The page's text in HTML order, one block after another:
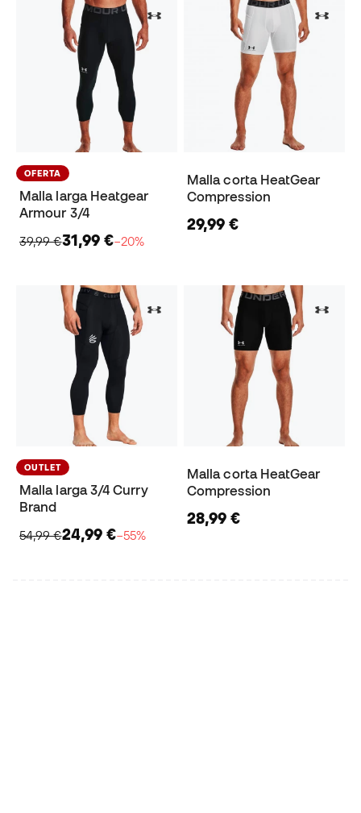
OFERTA
Malla larga Heatgear
Armour 3/4
39,99 €31,99 €−20%
Malla corta HeatGear
Compression
29,99 €
OUTLET
Malla larga 3/4 Curry
Brand
54,99 €24,99 €−55%
Malla corta HeatGear
Compression
28,99 €